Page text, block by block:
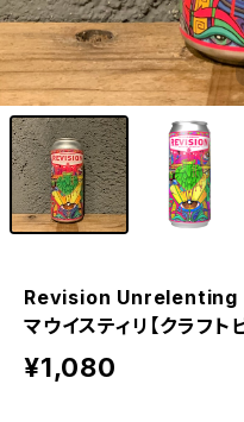
Revision Unrelenting
マウイスティリ【クラフト
¥1,080